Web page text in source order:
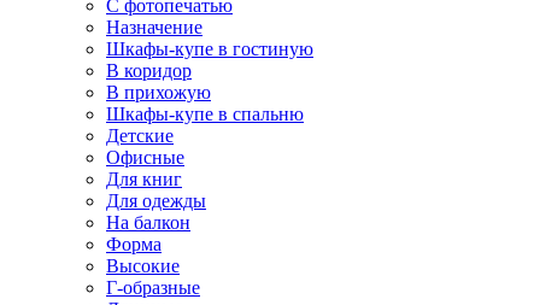
С фотопечатью
Назначение
Шкафы-купе в гостиную
В коридор
В прихожую
Шкафы-купе в спальню
Детские
Офисные
Для книг
Для одежды
На балкон
Форма
Высокие
Г-образные